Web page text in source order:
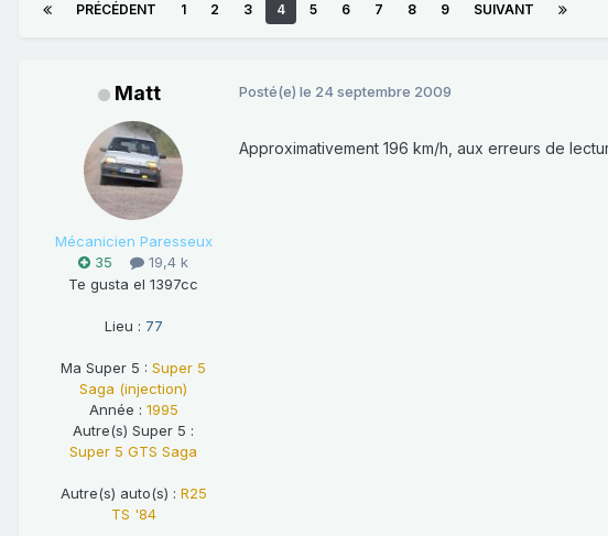
PRÉCÉDENT 1 2 3 4 5 6 7 8 9 SUIVANT
Matt
Mécanicien Paresseux
35
19,4 k
Te gusta el 1397cc
Lieu : 77
Ma Super 5 : Super 5
Saga (injection)
Année : 1995
Autre(s) Super 5 :
Super 5 GTS Saga
Autre(s) auto(s) : R25
TS '84
Posté(e) le 24 septembre 2009
Approximativement 196 km/h, aux erreurs de